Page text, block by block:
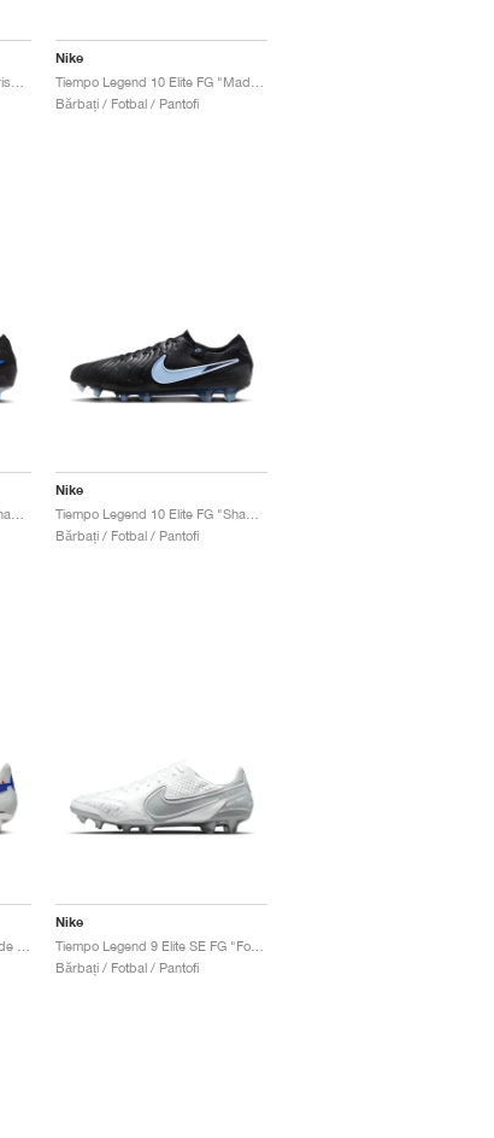
Nike
Bărbați / Fotbal / Pantofi
Nike
Bărbați / Fotbal / Pantofi
Nike
Bărbați / Fotbal / Pantofi